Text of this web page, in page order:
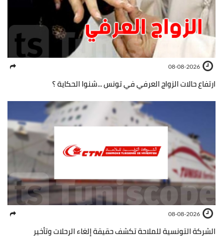
08-08-2026
ارتفاع حالات الزواج العرفي في تونس ...شنوا الحكاية ؟
08-08-2026
الشركة التونسية للملاحة تكشف حقيقة إلغاء الرحلات وتأخير